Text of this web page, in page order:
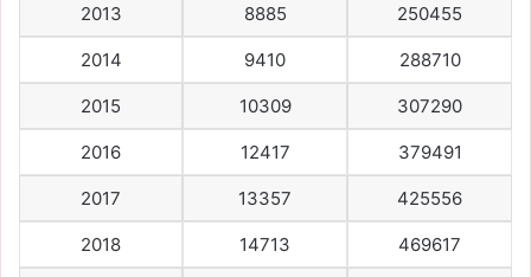
2013 8885 250455
2014 9410 288710
2015 10309 307290
2016 12417 379491
2017 13357 425556
2018 14713 469617